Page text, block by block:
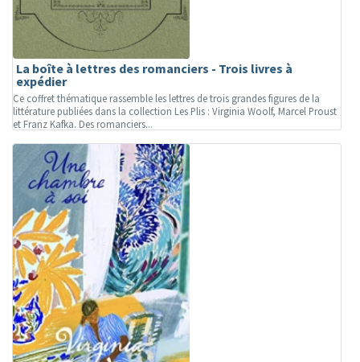
La boîte à lettres des romanciers - Trois livres à
expédier
Ce coffret thématique rassemble les lettres de trois grandes figures de la
littérature publiées dans la collection Les Plis : Virginia Woolf, Marcel Proust
et Franz Kafka. Des romanciers...